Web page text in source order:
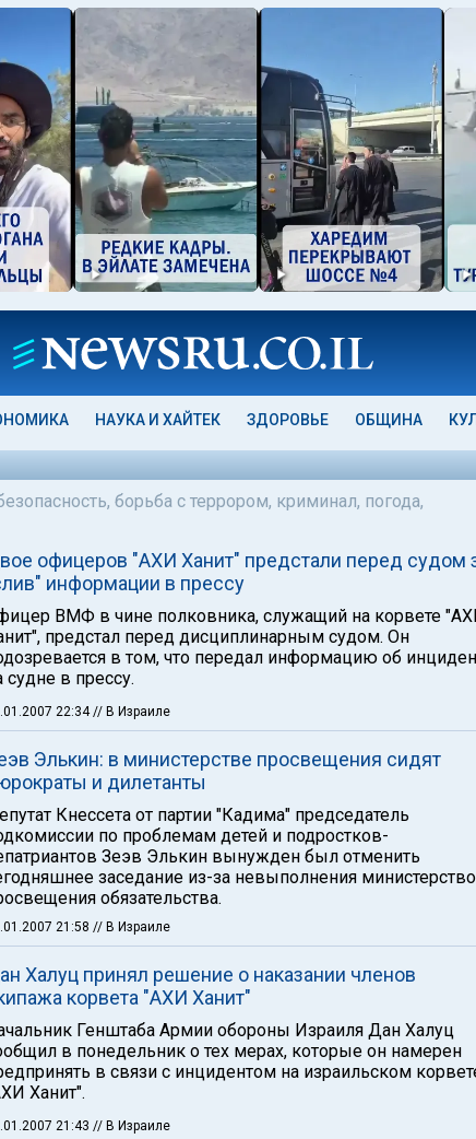
НАУКА И ХАЙТЕК ЗДОРОВЬЕ ОБЩИНА
борьба с террором, криминал, погода,
офицеров "АХИ Ханит" предстали перед судом
информации в прессу
ВМФ в чине полковника, служащий на корвете
предстал перед дисциплинарным судом. Он
в том, что передал информацию об
судне в прессу.
22:34// В Израиле
Элькин: в министерстве просвещения сидят
и дилетанты
Кнессета от партии "Кадима" председатель
по проблемам детей и подростков-
Зеэв Элькин вынужден был отменить
заседание из-за невыполнения
обязательства.
21:58 // В Израиле
Халуц принял решение о наказании членов
корвета "АХИ Ханит"
Генштаба Армии обороны Израиля Дан Халуц
в понедельник о тех мерах, которые он намерен
в связи с инцидентом на израильском
Ханит".
21:43 // В Израиле